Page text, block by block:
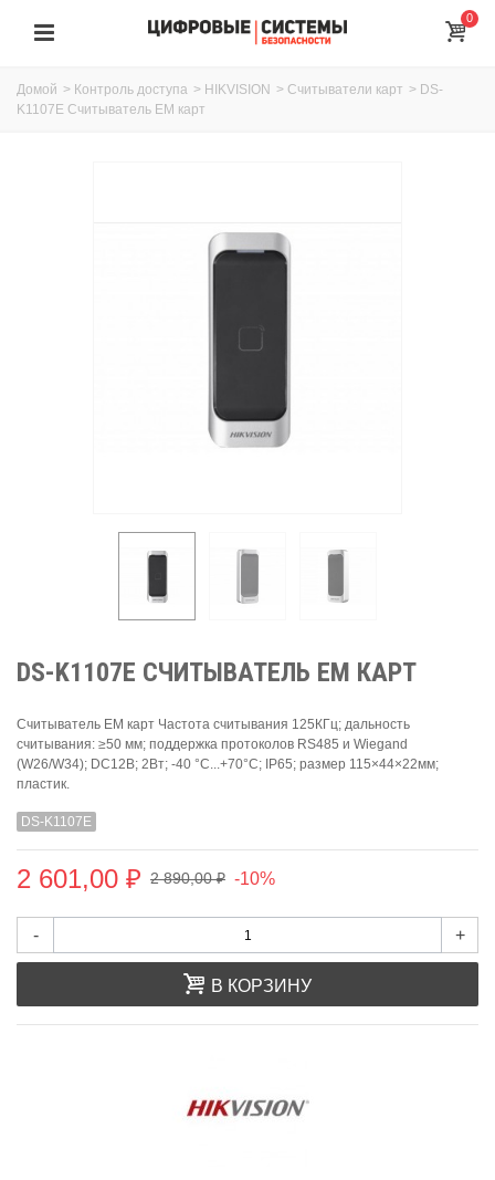
0
Домой > Контроль доступа > HIKVISION > Считыватели карт > DS-
K1107E Считыватель EM карт
DS-K1107E СЧИТЫВАТЕЛЬ EM КАРТ
Считыватель EM карт Частота считывания 125КГц; дальность
считывания: ≥50 мм; поддержка протоколов RS485 и Wiegand
(W26/W34); DC12В; 2Вт; -40 °C...+70°C; IP65; размер 115×44×22мм;
пластик.
DS-K1107E
2 601,00 ₽ 2 890,00 ₽ -10%
- +
В КОРЗИНУ